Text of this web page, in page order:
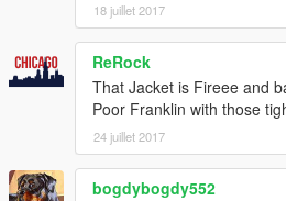
18 juillet 2017
ReRock
That Jacket is Fireee and
Poor Franklin with those
24 juillet 2017
bogdybogdy552